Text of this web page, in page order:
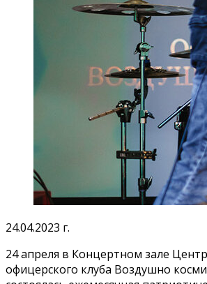
24.04.2023 г.
24 апреля в Концертном зале
офицерского клуба Воздушно